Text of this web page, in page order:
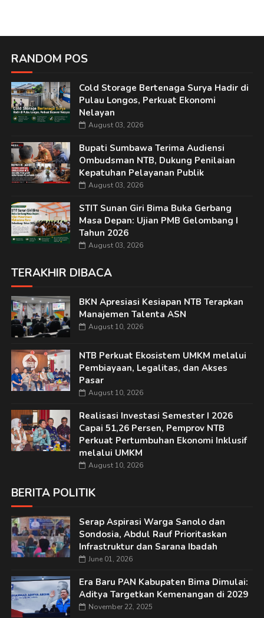
RANDOM POS
Cold Storage Bertenaga Surya Hadir di
Pulau Longos, Perkuat Ekonomi
Nelayan
August 03, 2026
Bupati Sumbawa Terima Audiensi
Ombudsman NTB, Dukung Penilaian
Kepatuhan Pelayanan Publik
August 03, 2026
STIT Sunan Giri Bima Buka Gerbang
Masa Depan: Ujian PMB Gelombang I
Tahun 2026
August 03, 2026
TERAKHIR DIBACA
BKN Apresiasi Kesiapan NTB Terapkan
Manajemen Talenta ASN
August 10, 2026
NTB Perkuat Ekosistem UMKM melalui
Pembiayaan, Legalitas, dan Akses
Pasar
August 10, 2026
Realisasi Investasi Semester I 2026
Capai 51,26 Persen, Pemprov NTB
Perkuat Pertumbuhan Ekonomi Inklusif
melalui UMKM
August 10, 2026
BERITA POLITIK
Serap Aspirasi Warga Sanolo dan
Sondosia, Abdul Rauf Prioritaskan
Infrastruktur dan Sarana Ibadah
June 01, 2026
Era Baru PAN Kabupaten Bima Dimulai:
Aditya Targetkan Kemenangan di 2029
November 22, 2025